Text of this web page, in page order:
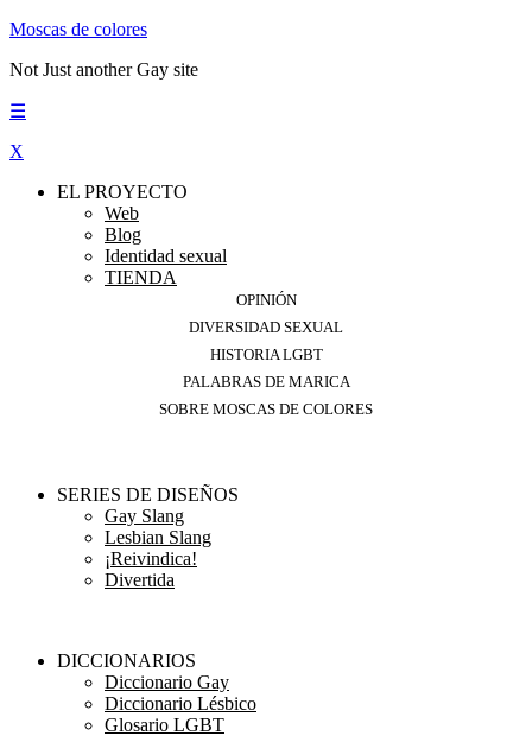
Moscas de colores
Not Just another Gay site
☰
X
EL PROYECTO
Web
Blog
Identidad sexual
TIENDA
OPINIÓN
DIVERSIDAD SEXUAL
HISTORIA LGBT
PALABRAS DE MARICA
SOBRE MOSCAS DE COLORES
SERIES DE DISEÑOS
Gay Slang
Lesbian Slang
¡Reivindica!
Divertida
DICCIONARIOS
Diccionario Gay
Diccionario Lésbico
Glosario LGBT